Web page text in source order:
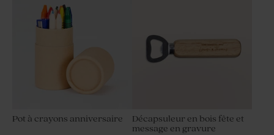
Pot à crayons anniversaire
Décapsuleur en bois fête et
message en gravure